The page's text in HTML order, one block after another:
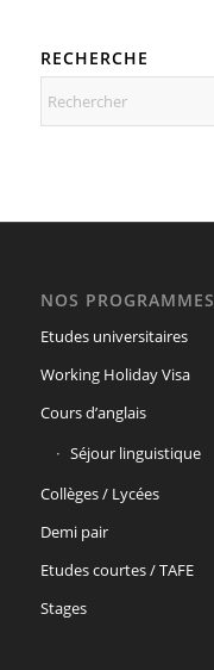
RECHERCHE
NOS PROGRAMMES
Etudes universitaires
Working Holiday Visa
Cours d’anglais
Séjour linguistique
Collèges / Lycées
Demi pair
Etudes courtes / TAFE
Stages